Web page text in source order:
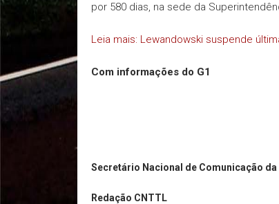
por 580 dias, na sede da
Leia mais: Lewandowski suspende
Com informações do G1
Secretário Nacional de Comunicação da
Redação CNTTL